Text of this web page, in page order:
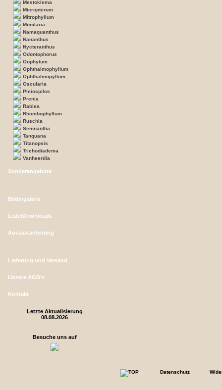
Mestoklema
Micropterum
Mitrophyllum
Monilaria
Namaquanthus
Nananthus
Nycteranthus
Odontophorus
Oophytum
Ophthalmophyllum
Ophthalmopyllum
Oscularia
Pleiospilos
Prenia
Rabiea
Rhombophyllum
Ruschia
Semnantha
Tanquana
Titanopsis
Trichodiadema
Vanheerdia
Sonderangebote
Bildergalerie
Liste/Downloads
Aussaatanleitung
Lieferung und Versand
Unsere AGB's
Kontakt
Letzte Aktualisierung
08.08.2026
Besuche uns auf
Datenschutz